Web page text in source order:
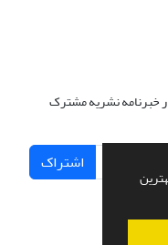
خبرنامه نشریه مشترک
اشتراک